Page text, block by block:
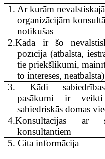
1. Ar kurām
organizācijām
notikušas
2.Kāda ir šo
pozīcija (atbalsta,
tie priekšlikumi,
to interesēs, neatbalsta)
3. Kādi sabiedrības
pasākumi ir
sabiedriskās domas
4.Konsultācijas ar
konsultantiem
5. Cita informācija